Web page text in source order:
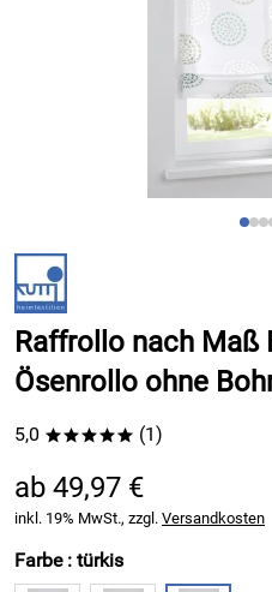
Raffrollo nach Maß
Ösenrollo ohne
5,0 ***** (1)
ab 49,97 €
inkl. 19% MwSt., zzgl. Versandkosten
Farbe : türkis